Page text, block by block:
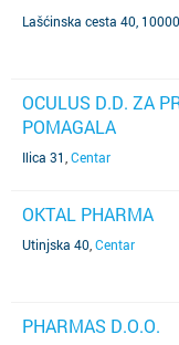
Lašćinska cesta 40,
OCULUS D.D. ZA
POMAGALA
Ilica 31 Centar
OKTAL PHARMA
Utinjska 40 Centar
PHARMAS D.O.O.